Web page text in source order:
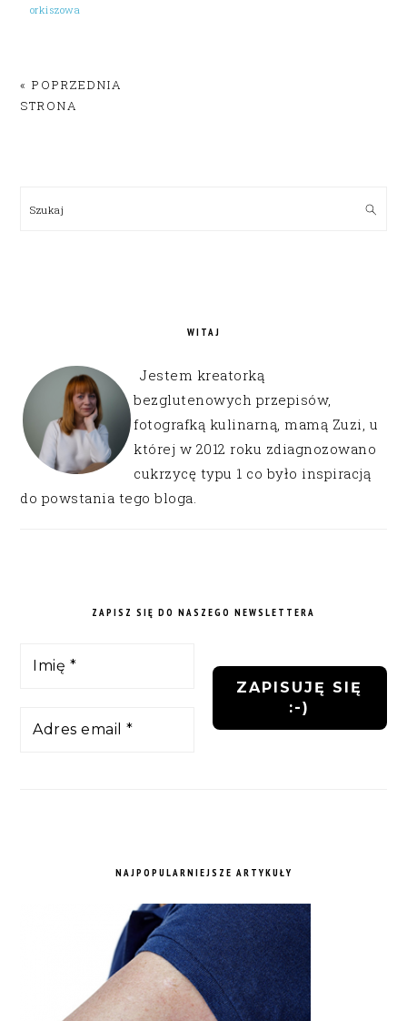
orkiszowa
« POPRZEDNIA
STRONA
Szukaj
WITAJ
Jestem kreatorką
bezglutenowych przepisów,
fotografką kulinarną, mamą Zuzi, u
której w 2012 roku zdiagnozowano
cukrzycę typu 1 co było inspiracją
do powstania tego bloga.
ZAPISZ SIĘ DO NASZEGO NEWSLETTERA
NAJPOPULARNIEJSZE ARTYKUŁY